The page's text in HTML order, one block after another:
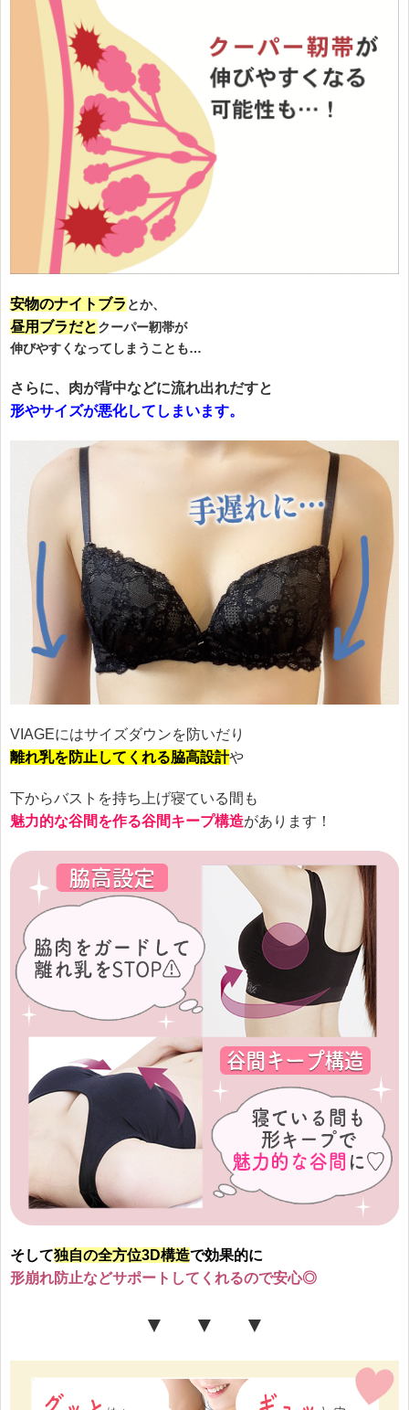
安物のナイトブラ とか、
昼用ブラだとクーパー靭帯が
伸びやすくなってしまうことも…
さらに、肉が背中などに流れ出れだすと
形やサイズが悪化してしまいます。
VIAGEにはサイズダウンを防いだり
離れ乳を防止してくれる脇高設計や
下からバストを持ち上げ寝ている間も
魅力的な谷間を作る谷間キープ構造があります！
そして独自の全方位3D構造で効果的に
形崩れ防止などサポートしてくれるので安心◎
▼ ▼ ▼